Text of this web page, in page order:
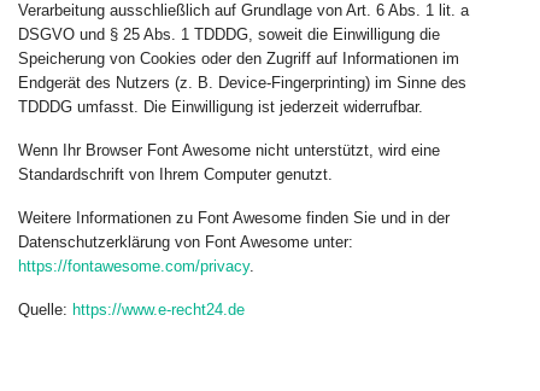
Verarbeitung ausschließlich auf Grundlage von Art. 6 Abs. 1 lit. a
DSGVO und § 25 Abs. 1 TDDDG, soweit die Einwilligung die
Speicherung von Cookies oder den Zugriff auf Informationen im
Endgerät des Nutzers (z. B. Device-Fingerprinting) im Sinne des
TDDDG umfasst. Die Einwilligung ist jederzeit widerrufbar.
Wenn Ihr Browser Font Awesome nicht unterstützt, wird eine
Standardschrift von Ihrem Computer genutzt.
Weitere Informationen zu Font Awesome finden Sie und in der
Datenschutzerklärung von Font Awesome unter:
https://fontawesome.com/privacy.
Quelle: https://www.e-recht24.de